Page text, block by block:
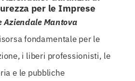
per le Imprese
Aziendale Mantova
fondamentale per le
i liberi professionisti, le
e le pubbliche